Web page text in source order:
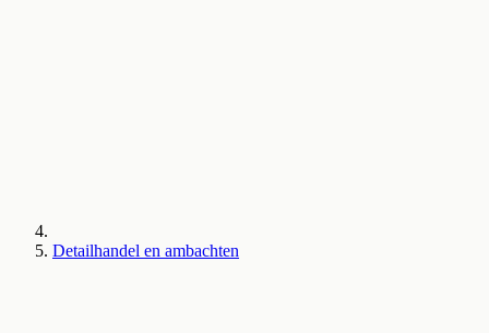
Detailhandel en ambachten